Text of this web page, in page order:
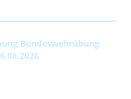
Bundeswehrübung